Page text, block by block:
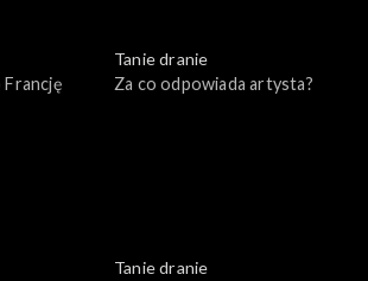
Francję
Tanie dranie
Za co odpowiada artysta?
Tanie dranie